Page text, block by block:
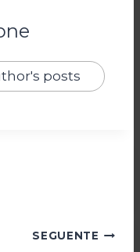
posts
SEGUENTE